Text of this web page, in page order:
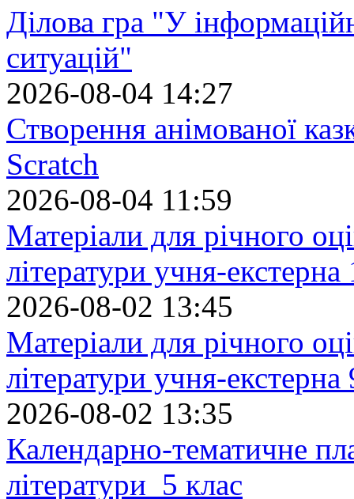
Ділова гра "У
ситуацій"
2026-08-04 14:27
Створення анімованої
Scratch
2026-08-04 11:59
Матеріали для річного
літератури учня-екстерна
2026-08-02 13:45
Матеріали для річного
літератури учня-екстерна
2026-08-02 13:35
Календарно-тематичне
літератури 5 клас